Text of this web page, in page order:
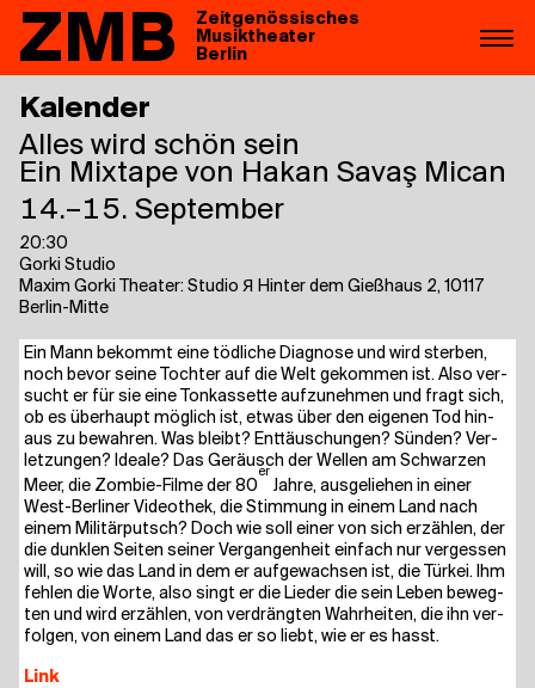
ZMB
Zeitgenössisches
Musiktheater
Berlin
Kalender
Alles wird schön sein
Ein Mixtape von Hakan Savaş Mican
14.–15. September
20:30
Gorki Studio
Maxim Gorki Theater: Studio Я Hinter dem Gießhaus 2, 10117
Berlin-Mitte
Ein Mann bekommt eine töd­li­che Dia­gno­se und wird ster­ben,
noch bevor sei­ne Toch­ter auf die Welt gekom­men ist. Also ver­
sucht er für sie eine Ton­kas­set­te auf­zu­neh­men und fragt sich,
ob es über­haupt mög­lich ist, etwas über den eige­nen Tod hin­
aus zu bewah­ren. Was bleibt? Ent­täu­schun­gen? Sün­den? Ver­
let­zun­gen? Idea­le? Das Geräusch der Wel­len am Schwar­zen
Meer, die Zom­bie-Fil­me der 80
er
Jah­re, aus­ge­lie­hen in einer
West-Ber­li­ner Video­thek, die Stim­mung in einem Land nach
einem Mili­tär­putsch? Doch wie soll einer von sich erzäh­len, der
die dunk­len Sei­ten sei­ner Ver­gan­gen­heit ein­fach nur ver­ges­sen
will, so wie das Land in dem er auf­ge­wach­sen ist, die Tür­kei. Ihm
feh­len die Wor­te, also singt er die Lie­der die sein Leben beweg­
ten und wird erzäh­len, von ver­dräng­ten Wahr­hei­ten, die ihn ver­
fol­gen, von einem Land das er so liebt, wie er es hasst.
Link